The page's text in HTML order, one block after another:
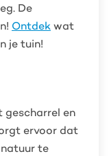
De
Ontdek wat
je tuin!
gescharrel en
ervoor dat
te